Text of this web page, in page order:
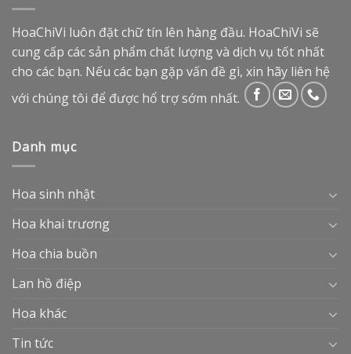
HoaChiVi luôn đặt chữ tín lên hàng đầu. HoaChiVi sẽ
cung cấp các sản phẩm chất lượng và dịch vụ tốt nhất
cho các bạn. Nếu các bạn gặp vấn đề gì, xin hãy liên hệ
với chúng tôi để được hổ trợ sớm nhất.
Danh mục
Hoa sinh nhật
Hoa khai trương
Hoa chia buồn
Lan hồ điệp
Hoa khác
Tin tức